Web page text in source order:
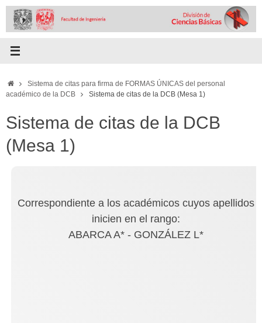
Skip
content
HomeSistema de citas para firma de FORMAS ÚNICAS del personal
académico de la DCB
Sistema de citas de la DCB (Mesa 1)
Sistema de citas de la DCB
(Mesa 1)
Correspondiente a los académicos cuyos apellidos
inicien en el rango:
ABARCA A* - GONZÁLEZ L*